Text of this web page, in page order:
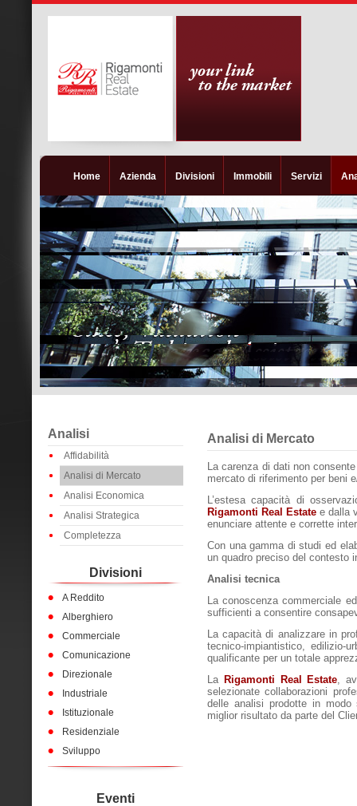
Home Azienda Divisioni Immobili Servizi
Analisi
Affidabilità
Analisi di Mercato
Analisi Economica
Analisi Strategica
Completezza
Divisioni
A Reddito
Alberghiero
Commerciale
Comunicazione
Direzionale
Industriale
Istituzionale
Residenziale
Sviluppo
Eventi
Analisi di Mercato
La carenza di dati non
mercato di riferimento per beni
L’estesa capacità di
Rigamonti Real Estate e dalla
enunciare attente e corrette
Con una gamma di studi ed
un quadro preciso del contesto
Analisi tecnica
La conoscenza commerciale
sufficienti a consentire
La capacità di analizzare in
tecnico-impiantistico, edilizio-
qualificante per un totale
La Rigamonti Real Estate,
selezionate collaborazioni
delle analisi prodotte in modo
miglior risultato da parte del